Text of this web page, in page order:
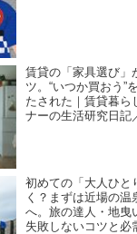
賃貸の「家具選び」
ツ。“いつか買おう”
たされた｜賃貸暮ら
ナーの生活研究日記
初めての「大人ひと
く？まずは近場の温
へ。旅の達人・地曳
失敗しないコツと必